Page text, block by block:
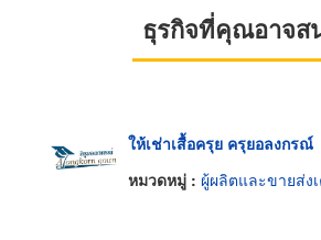
ธุรกิจที่คุณอาจส
ให้เช่าเสื้อครุย ครุยอลงกรณ์
หมวดหมู่ : ผู้ผลิตและขายส่ง